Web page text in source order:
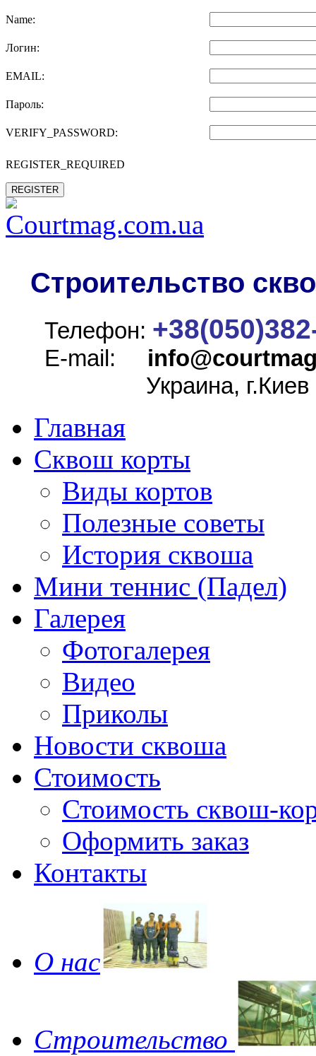
Name:
Логин:
EMAIL:
Пароль:
VERIFY_PASSWORD:
REGISTER_REQUIRED
REGISTER
Строительство
Телефон:
E-mail: info@
Украина, г.Киев
Главная
Сквош корты
Виды кортов
Полезные советы
История сквоша
Мини теннис (Падел)
Галерея
Фотогалерея
Видео
Приколы
Новости сквоша
Стоимость
Стоимость сквош-
Оформить заказ
Контакты
О нас
Строительство